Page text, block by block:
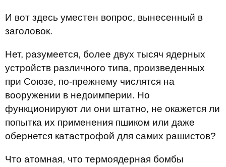
И вот здесь уместен вопрос, вынесенный в
заголовок.
Нет, разумеется, более двух тысяч ядерных
устройств различного типа, произведенных
при Союзе, по-прежнему числятся на
вооружении в недоимперии. Но
функционируют ли они штатно, не окажется ли
попытка их применения пшиком или даже
обернется катастрофой для самих рашистов?
Что атомная, что термоядерная бомбы